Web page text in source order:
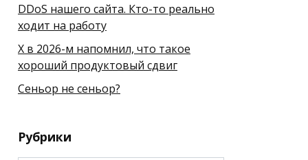
DDoS нашего сайта. Кто-то реально
ходит на работу
X в 2026-м напомнил, что такое
хороший продуктовый сдвиг
Сеньор не сеньор?
Рубрики